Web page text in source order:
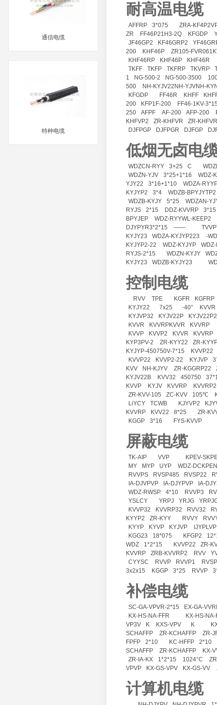
通信电缆
MORE
特种电缆
耐高温电缆
AFFRP 3*075
ZRA-
ZR
FF46P21H3-2Q KFGDP
JF46GP2
KF46GRP2
200
KHF46P
ZR105-
KHF46RP
KHF46P
KHF46R
TKFF
TKFP TKFRP TKVRP
1
NG-500-2 NG-500-3500
500
NH-KYJV22NH-YJVNH-
KFGDP
FF46R KHFF
200
KFP1F-200
FF46-1KV-
250
AFPF AF-200 AFP-200
KHFVP2
ZR-KHFVR
ZR-
DJFPGP
DJFPGR DJFGP
低烟无卤电
WDZCN-RYY 3×25 C
WDZN-YJV
3*25+1*16
WDZ-
YJY22
3*16+1*10
WDZA-
KYJYP2
3*4
WDZB-BPYJYTP2
WDZB-KYJY
5*25
WDZAN-
RYJS
2*15 DDZ-KVVRP
3*15
BPYJEP
WDZ-RYYWL-KEEP2
DJYPYR3*2*15
——
KYJY23
WDZA-KYJYP223
-
KYJYP2-22
WDZ-KYJYP
RYJS-2*15
WDZN-KYJY
KYJY23
WDZB-KYJY23
控制电缆
RVV TPE KGFR
KGFRP
KYJY22
7x25 -40°
KVVR
KYJVP32
KYJV22P
KYJV22P2
KVVR
KVVRPKVVR
KVVRP
KVVP
KVVP2 KVVR
KVVRP
KYP3PV-2
ZR-KYY22
ZR-
KYJYP-450750V-7*15
KVVP22
KVVP22
KVVP2-22 KYJVP
KVV
NH-KJYV ZR-KGGRP22
KYJV22B
KVV32 450750
KVVP
KYJV KVVRP
KVVRP2
ZR-KVV-105
ZC-KVV 105℃
LiYCY
TCWB KJYVP2
KVVRP
KVV22 8*25
ZR-
KGGP
3*16 FYS-KVVP
屏蔽电缆
TK-AIP VVP
KPEV-
MY
MYP UYP
WDZ-
RVVPS
RVSP485 RVSP22
IA-DJVPVP
IA-DJYPVP
IA-
WDZ-RWSP
4*10 RVVP3
YSLCY
YRPJ YRJG
KVVP32
KVVRP32 RVV32
KYYP2
ZR-KYY RVVY
KYYP
KYVP KYJVP
KGG23
18*075 KFGP2
WDZ
1*2*15 KVVP22
ZR-
KVVRP
ZRB-KVVRP2 RVV
CYYSC
RVVP RVVP1
3x2x15
KGGP 3*25 RVVP
补偿电缆
SC-GA-VPVR-2*15
EX-GA-
KX-HS-NA-FFR
KX-HS-NA-
VP3V
K KXS-VPV K
SCHAFFP
ZR-KCHAFFP
ZR-
FPFP
2*10 KC-HFFP
2*10
SCHAFFP
ZR-KCHAFFP
KX-
ZR-IA-KX
1*2*15 1024°C
VPVP
KX-GS-VPV KX-GS-VV
计算机电缆